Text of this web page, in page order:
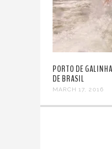
PORTO DE
DE BRASIL
MARCH 17, 2016